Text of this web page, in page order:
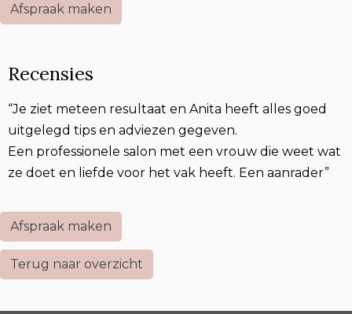
Afspraak maken
Recensies
“Je ziet meteen resultaat en Anita heeft alles goed
uitgelegd tips en adviezen gegeven.
Een professionele salon met een vrouw die weet wat
ze doet en liefde voor het vak heeft. Een aanrader”
Afspraak maken
Terug naar overzicht